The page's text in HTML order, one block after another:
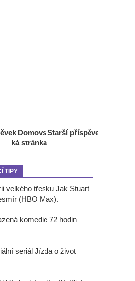
Starší příspěvek
Domovs
ká stránka
TIPY
velkého třesku Jak Stuart
(HBO Max).
komedie 72 hodin
seriál Jízda o život